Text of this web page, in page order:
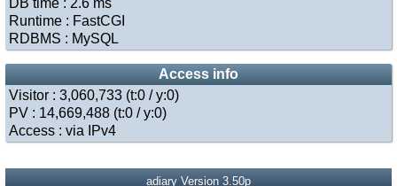
DB time : 2.6 ms
Runtime : FastCGI
RDBMS : MySQL
Access info
Visitor : 3,060,733 (t:0 /y:0)
PV : 14,669,488 (t:0 /y:0)
Access : via IPv4
adiary Version 3.50p